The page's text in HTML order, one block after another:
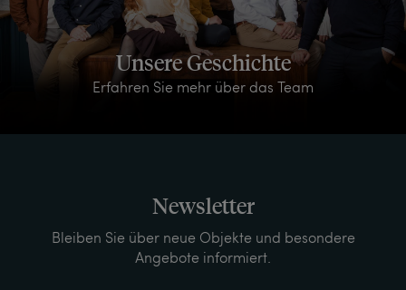
Unsere Geschichte
Erfahren Sie mehr über das Team
Newsletter
Bleiben Sie über neue Objekte und besondere
Angebote informiert.